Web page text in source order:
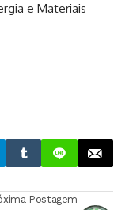
e Materiais
Postagem